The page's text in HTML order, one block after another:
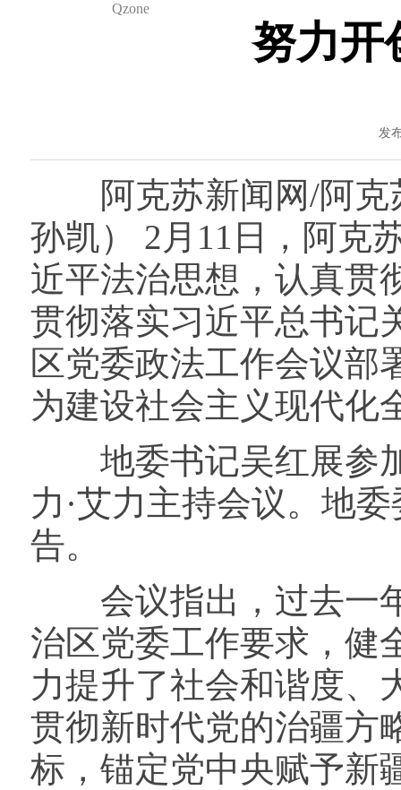
Qzone
努力开
发
阿克苏新闻网/阿克
孙凯） 2月11日，阿克
近平法治思想，认真贯
贯彻落实习近平总书记
区党委政法工作会议部
为建设社会主义现代化
地委书记吴红展参加
力·艾力主持会议。地
告。
会议指出，过去一年
治区党委工作要求，健
力提升了社会和谐度、
贯彻新时代党的治疆方
标，锚定党中央赋予新